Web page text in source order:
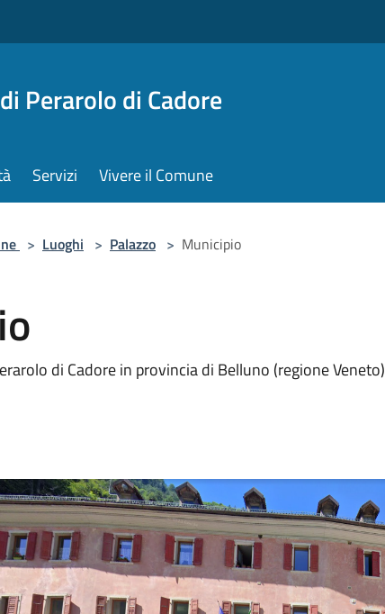
Perarolo di Cadore
Servizi Vivere il Comune
> Luoghi > Palazzo > Municipio
di Cadore in provincia di Belluno (regione Veneto)